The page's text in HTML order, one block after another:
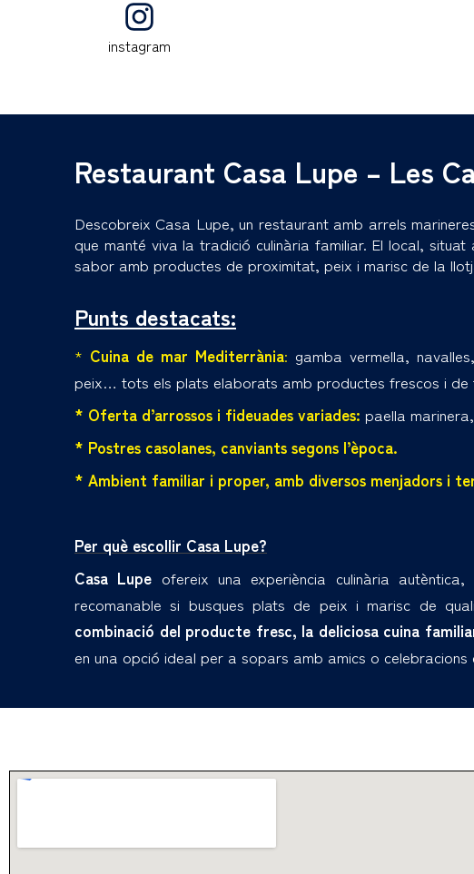
instagram
Restaurant Casa Lupe – Les
Descobreix Casa Lupe, un restaurant amb arrels
que manté viva la tradició culinària familiar. El local,
sabor amb productes de proximitat, peix i marisc de la
Punts destacats:
* Cuina de mar Mediterrània: gamba vermella,
peix… tots els plats elaborats amb productes frescos i de
* Oferta d’arrossos i fideuades variades: paella
* Postres casolanes, canviants segons l’època.
* Ambient familiar i proper, amb diversos menjadors i
Per què escollir Casa Lupe?
Casa Lupe ofereix una experiència culinària autèntica,
recomanable si busques plats de peix i marisc de
combinació del producte fresc, la deliciosa cuina
en una opció ideal per a sopars amb amics o celebracions